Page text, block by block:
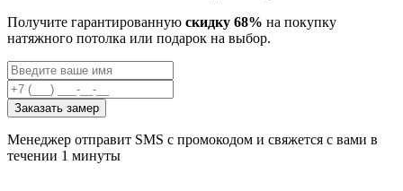
Получите гарантированную скидку 68% на покупку
натяжного потолка или подарок на выбор.
Заказать замер
Менеджер отправит SMS с промокодом и свяжется с вами в
течении 1 минуты